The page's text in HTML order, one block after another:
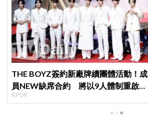
THE BOYZ簽約新廠牌續團體活動！成
員NEW缺席合約 將以9人體制重啟新
篇章
KPOP